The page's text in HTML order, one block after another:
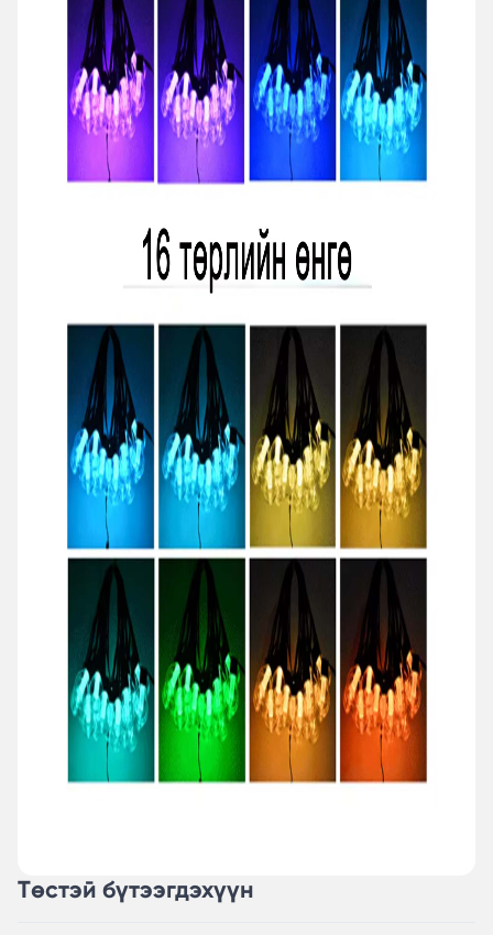
Төстэй бүтээгдэхүүн